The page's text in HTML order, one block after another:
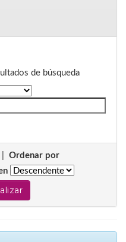
de búsqueda
Ordenar por